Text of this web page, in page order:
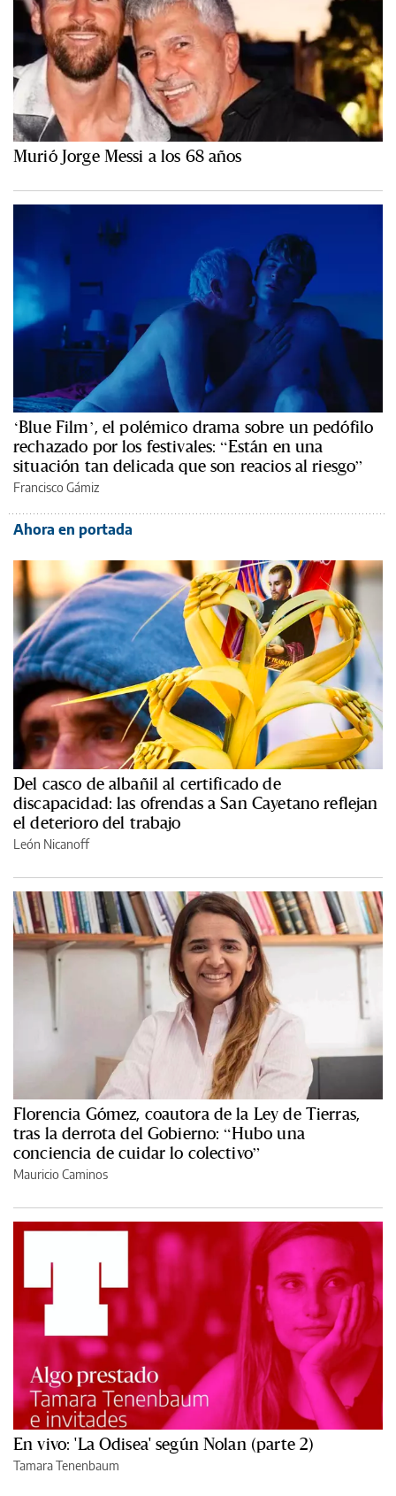
Murió Jorge Messi a los 68 años
‘Blue Film’, el polémico drama sobre un pedófilo
rechazado por los festivales: “Están en una
situación tan delicada que son reacios al riesgo”
Francisco Gámiz
Ahora en portada
Del casco de albañil al certificado de
discapacidad: las ofrendas a San Cayetano reflejan
el deterioro del trabajo
León Nicanoff
Florencia Gómez, coautora de la Ley de Tierras,
tras la derrota del Gobierno: “Hubo una
conciencia de cuidar lo colectivo”
Mauricio Caminos
En vivo: 'La Odisea' según Nolan (parte 2)
Tamara Tenenbaum